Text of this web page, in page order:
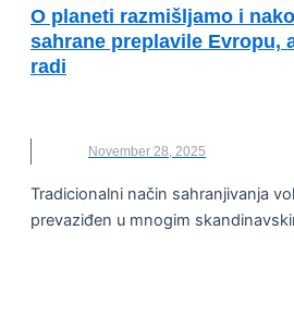
O planeti razmišljamo i
sahrane preplavile Evropu,
radi
November 28, 2025
Tradicionalni način sahranjivanja
prevaziđen u mnogim